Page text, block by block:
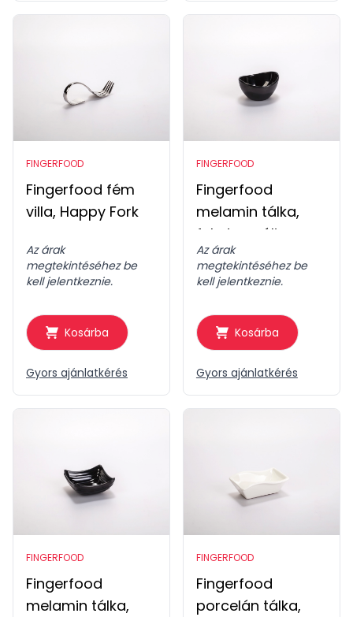
FINGERFOOD
Fingerfood fém
villa, Happy Fork
Az árak
megtekintéséhez be
kell jelentkeznie.
Kosárba
Gyors ajánlatkérés
FINGERFOOD
Fingerfood
melamin tálka,
fekete ovális
Az árak
megtekintéséhez be
kell jelentkeznie.
Kosárba
Gyors ajánlatkérés
FINGERFOOD
Fingerfood
melamin tálka,
FINGERFOOD
Fingerfood
porcelán tálka,